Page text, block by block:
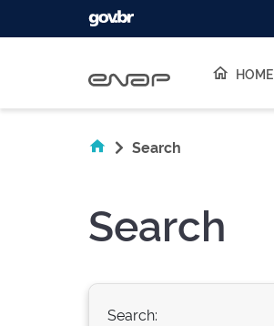
HOME
Search
Search
Search: